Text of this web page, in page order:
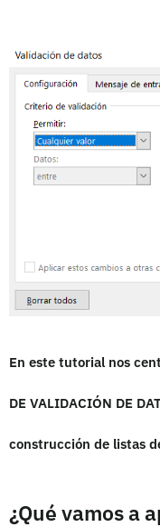
En este tutorial nos
DE VALIDACIÓN DE
construcción de listas
¿Qué vamos a